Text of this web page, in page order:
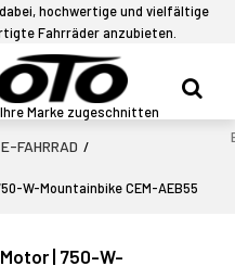
hochwertige und vielfältige
Fahrräder anzubieten.
Marke zugeschnitten
FAHRRAD /
W-Mountainbike CEM-AEB55
| 750-W-